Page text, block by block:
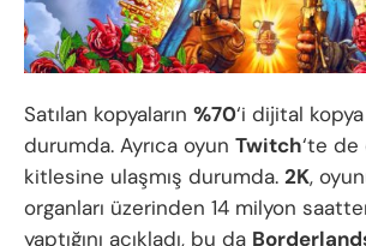
Satılan kopyaların %70‘i dijital
durumda. Ayrıca oyun Twitch‘te
kitlesine ulaşmış durumda. 2K,
organları üzerinden 14 milyon
yaptığını açıkladı, bu da